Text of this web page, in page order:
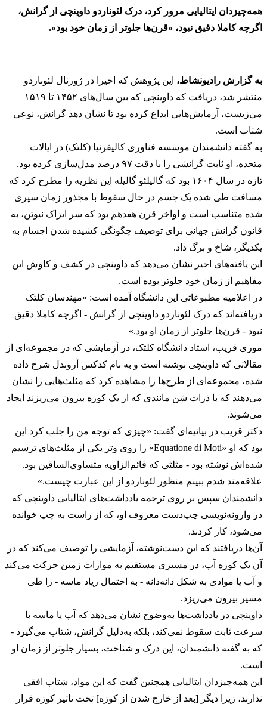
همه‌چیزدان ایتالیایی مرور کرد، درک لئوناردو داوینچی از گرانش،
اگرچه کاملا دقیق نبود، «قرن‌ها جلوتر از زمان خود بود».
به گزارش رادیونشاط، این پژوهش که اخیرا در ژورنال لئوناردو
منتشر شد، دریافت که داوینچی که بین سال‌های ۱۴۵۲ تا ۱۵۱۹
می‌زیست، آزمایش‌هایی ابداع کرده بود تا نشان دهد گرانش، نوعی
شتاب است.
به گفته دانشمندان موسسه فناوری کالیفرنیا (کلتک) در ایالات
متحده، او ثابت گرانشی را با دقت ۹۷ درصد مدل‌سازی کرده بود.
تازه در سال ۱۶۰۴ بود که گالیلئو گالیله این نظریه را مطرح کرد که
مسافت طی شده یک جسم در حال سقوط با مجذور زمان سپری
شده متناسب است و اواخر قرن هفدهم بود که سر ایزاک نیوتن، به
قانون گرانش جهانی برای توصیف چگونگی کشیده شدن اجسام به
یکدیگر‌، شاخ و برگ داد.
این یافته‌های اخیر نشان می‌دهد که داوینچی در کشف و کاوش این
مفاهیم از زمان خود جلوتر بوده است.
در اعلامیه مطبوعاتی این دانشگاه آمده است: «مهندسان کلتک
دریافته‌اند که درک لئوناردو داوینچی از گرانش - اگرچه کاملا دقیق
نبود - قرن‌ها جلوتر از زمان او بود.»
موری قریب، استاد دانشگاه کلتک، در آزمایشی که در مجموعه‌ای از
مقالاتی که داوینچی نوشته است و به نام کدکس آروندل شرح داده
شده‌، مجموعه‌ای از طرح‌ها را مشاهده کرد که مثلث‌هایی را نشان
می‌دهند که با ذرات شن مانندی که از یک کوزه بیرون می‌ریزند ایجاد
می‌شوند.
دکتر قریب در بیانیه‌ای گفت: «چیزی که توجه من را جلب کرد این
بود که او «Equatione di Moti» را روی وتر یکی از مثلث‌های ترسیم
شده‌اش نوشته بود - مثلثی که قائم‌الزاویه متساوی‌الساقین بود.
علاقه‌مند شدم ببینم منظور لئوناردو از این عبارت چیست.»
دانشمندان سپس بر روی ترجمه یادداشت‌های ایتالیایی داوینچی که
در وارونه‌نویسی چپ‌دست معروف او، که از راست به چپ خوانده
می‌شود، کار کردند.
آن‌ها دریافتند که این دست‌نوشته‌، آزمایشی را توصیف می‌کند که در
آن یک کوزه آب، در مسیری مستقیم به موازات زمین حرکت می‌کند
و آب یا موادی به شکل دانه‌دانه - به احتمال زیاد ماسه - را طی
مسیر بیرون می‌ریزد.
داوینچی در یادداشت‌ها به‌وضوح نشان می‌دهد که آب یا ماسه با
سرعت ثابت سقوط نمی‌کند، بلکه به‌دلیل گرانش، شتاب می‌گیرد -
که به گفته دانشمندان، این درک و شناخت، بسیار جلوتر از زمان او
است.
این همه‌چیزدان ایتالیایی همچنین گفت که این مواد، شتاب افقی
ندارند، زیرا دیگر [بعد از خارج شدن از کوزه] تحت تاثیر کوزه قرار